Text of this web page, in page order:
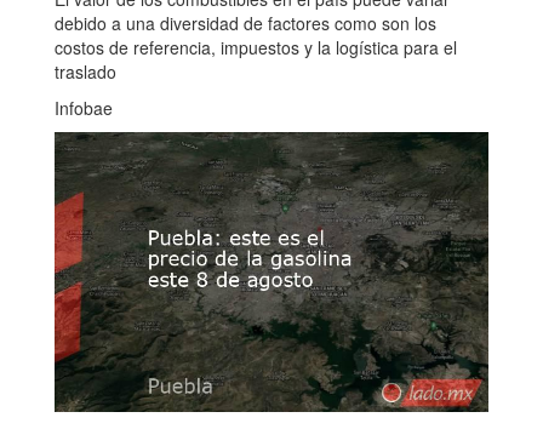
debido a una diversidad de factores como son los
costos de referencia, impuestos y la logística para el
traslado
Infobae